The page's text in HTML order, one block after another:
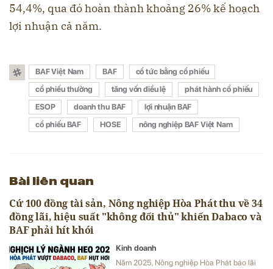
54,4%, qua đó hoàn thành khoảng 26% kế hoạch
lợi nhuận cả năm.
BAF Việt Nam BAF
cổ tức bằng cổ phiếu
cổ phiếu thưởng
tăng vốn điều lệ
phát hành cổ phiếu
ESOP
doanh thu BAF
lợi nhuận BAF
cổ phiếu BAF
HOSE nông nghiệp BAF Việt Nam
Bài liên quan
Cứ 100 đồng tài sản, Nông nghiệp Hòa Phát thu về 34
đồng lãi, hiệu suất "không đối thủ" khiến Dabaco và
BAF phải hít khói
Kinh doanh
Năm 2025, Nông nghiệp Hòa Phát báo lãi